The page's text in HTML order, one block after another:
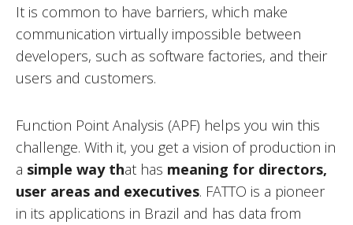
It is common to have barriers, which make
communication virtually impossible between
developers, such as software factories, and their
users and customers.
Function Point Analysis (APF) helps you win this
challenge. With it, you get a vision of production in
a simple way that has meaning for directors,
user areas and executives. FATTO is a pioneer
in its applications in Brazil and has data from